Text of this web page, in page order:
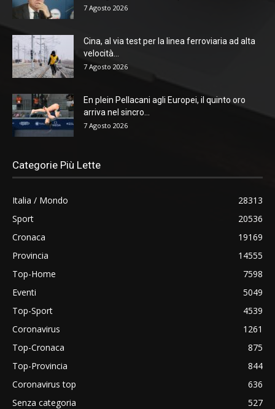
7 Agosto 2026
Cina, al via test per la linea ferroviaria ad alta
velocità...
7 Agosto 2026
En plein Pellacani agli Europei, il quinto oro
arriva nel sincro...
7 Agosto 2026
Categorie Più Lette
Italia / Mondo
28313
Sport
20536
Cronaca
19169
Provincia
14555
Top-Home
7598
Eventi
5049
Top-Sport
4539
Coronavirus
1261
Top-Cronaca
875
Top-Provincia
844
Coronavirus top
636
Senza categoria
527